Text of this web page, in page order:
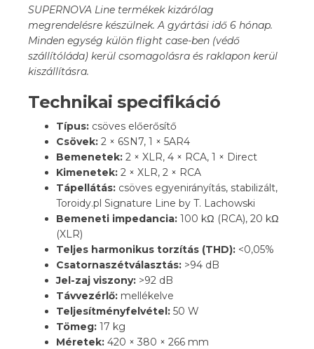
SUPERNOVA Line termékek kizárólag
megrendelésre készülnek. A gyártási idő 6 hónap.
Minden egység külön flight case-ben (védő
szállítóláda) kerül csomagolásra és raklapon kerül
kiszállításra.
Technikai specifikáció
Típus: csöves előerősítő
Csövek: 2 × 6SN7, 1 × 5AR4
Bemenetek: 2 × XLR, 4 × RCA, 1 × Direct
Kimenetek: 2 × XLR, 2 × RCA
Tápellátás: csöves egyenirányítás, stabilizált,
Toroidy.pl Signature Line by T. Lachowski
Bemeneti impedancia: 100 kΩ (RCA), 20 kΩ
(XLR)
Teljes harmonikus torzítás (THD): <0,05%
Csatornaszétválasztás: >94 dB
Jel-zaj viszony: >92 dB
Távvezérlő: mellékelve
Teljesítményfelvétel: 50 W
Tömeg: 17 kg
Méretek: 420 × 380 × 266 mm